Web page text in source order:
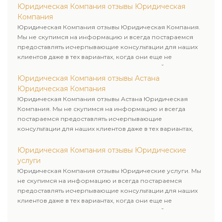
Юридическая Компания отзывы Юридическая
Компания
Юридическая Компания отзывы Юридическая Компания.
Мы не скупимся на информацию и всегда постараемся
предоставлять исчерпывающие консультации для наших
клиентов даже в тех вариантах, когда они еще не
пользовались юридическими услугами нашей компании.
Юридическая Компания отзывы Астана
Юридическая Компания
Юридическая Компания отзывы Астана Юридическая
Компания. Мы не скупимся на информацию и всегда
постараемся предоставлять исчерпывающие
консультации для наших клиентов даже в тех вариантах,
нашей компании.
Юридическая Компания отзывы Юридические
услуги
Юридическая Компания отзывы Юридические услуги. Мы
не скупимся на информацию и всегда постараемся
предоставлять исчерпывающие консультации для наших
клиентов даже в тех вариантах, когда они еще не
пользовались юридическими услугами нашей компании.